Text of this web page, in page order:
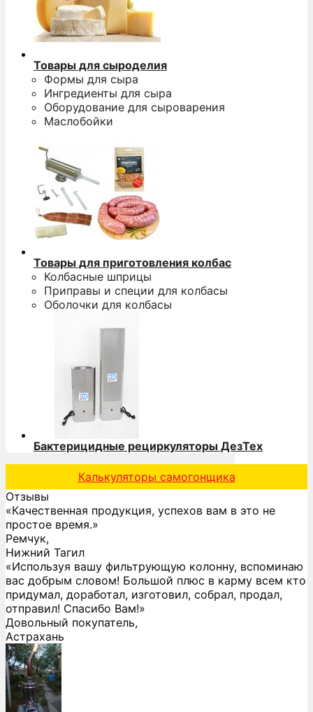
Товары для сыроделия
Формы для сыра
Ингредиенты для сыра
Оборудование для сыроварения
Маслобойки
Товары для приготовления колбас
Колбасные шприцы
Приправы и специи для колбасы
Оболочки для колбасы
Бактерицидные рециркуляторы ДезТех
Калькуляторы самогонщика
Отзывы
«Качественная продукция, успехов вам в это не
простое время.»
Ремчук,
Нижний Тагил
«Используя вашу фильтрующую колонну, вспоминаю
вас добрым словом! Большой плюс в карму всем кто
придумал, доработал, изготовил, собрал, продал,
отправил! Спасибо Вам!»
Довольный покупатель,
Астрахань